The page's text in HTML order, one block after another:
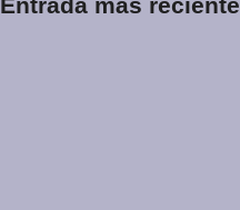
Entrada más reciente